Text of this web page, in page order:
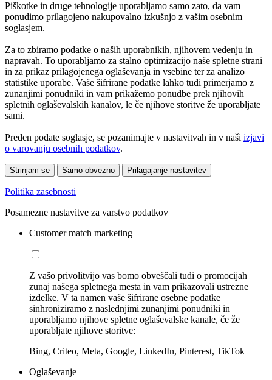
Piškotke in druge tehnologije uporabljamo samo zato, da vam
ponudimo prilagojeno nakupovalno izkušnjo z vašim osebnim
soglasjem.
Za to zbiramo podatke o naših uporabnikih, njihovem vedenju in
napravah. To uporabljamo za stalno optimizacijo naše spletne strani
in za prikaz prilagojenega oglaševanja in vsebine ter za analizo
statistike uporabe. Vaše šifrirane podatke lahko tudi primerjamo z
zunanjimi ponudniki in vam prikažemo ponudbe prek njihovih
spletnih oglaševalskih kanalov, le če njihove storitve že uporabljate
sami.
Preden podate soglasje, se pozanimajte v nastavitvah in v naši izjavi
o varovanju osebnih podatkov.
Strinjam se Samo obvezno Prilagajanje nastavitev
Politika zasebnosti
Posamezne nastavitve za varstvo podatkov
Customer match marketing
Z vašo privolitvijo vas bomo obveščali tudi o promocijah
zunaj našega spletnega mesta in vam prikazovali ustrezne
izdelke. V ta namen vaše šifrirane osebne podatke
sinhroniziramo z naslednjimi zunanjimi ponudniki in
uporabljamo njihove spletne oglaševalske kanale, če že
uporabljate njihove storitve:
Bing, Criteo, Meta, Google, LinkedIn, Pinterest, TikTok
Oglaševanje